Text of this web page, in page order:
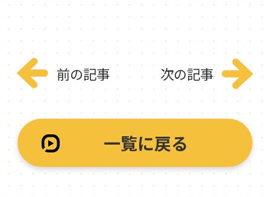
前の記事
一覧に戻る
次の記事